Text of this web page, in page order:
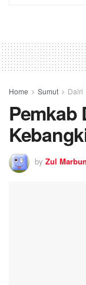
Home Sumut Dairi
Pemkab
by Zul Marbun